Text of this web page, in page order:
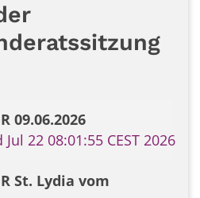
09.06.2026
Jul 22 08:01:55 CEST 2026
St. Lydia vom